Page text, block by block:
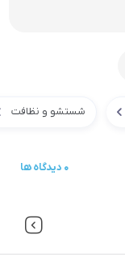
شستشو و نظافت
0 دیدگاه ها